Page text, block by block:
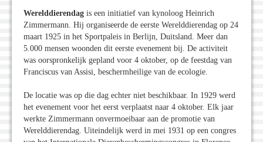
Werelddierendag is een initiatief van kynoloog Heinrich
Zimmermann. Hij organiseerde de eerste Werelddierendag op 24
maart 1925 in het Sportpaleis in Berlijn, Duitsland. Meer dan
5.000 mensen woonden dit eerste evenement bij. De activiteit
was oorspronkelijk gepland voor 4 oktober, op de feestdag van
Franciscus van Assisi, beschermheilige van de ecologie.
De locatie was op die dag echter niet beschikbaar. In 1929 werd
het evenement voor het eerst verplaatst naar 4 oktober. Elk jaar
werkte Zimmermann onvermoeibaar aan de promotie van
Werelddierendag. Uiteindelijk werd in mei 1931 op een congres